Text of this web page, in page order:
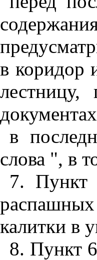
в коридор
в
слова ", в
7. Пункт
калитки в
8. Пункт